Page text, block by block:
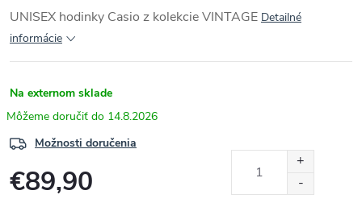
UNISEX hodinky Casio z kolekcie VINTAGE Detailné
informácie
Na externom sklade
14.8.2026
Možnosti doručenia
€89,90